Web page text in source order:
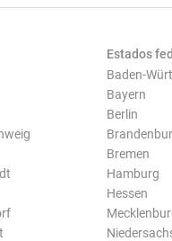
Estados
Baden-
Bayern
Berlin
Bremen
Hamburg
Hessen